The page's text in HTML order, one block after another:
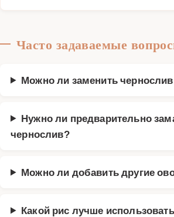
Часто задаваемые
Можно ли заменить чернослив
Нужно ли предварительно
чернослив?
Можно ли добавить другие
Какой рис лучше